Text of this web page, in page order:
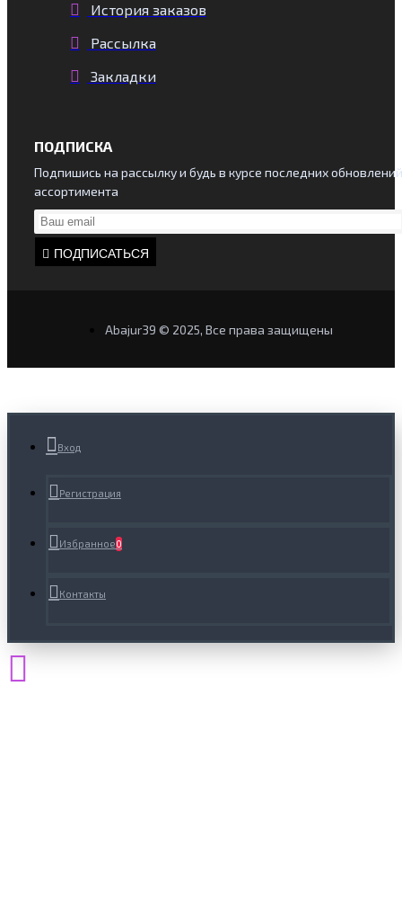
История заказов
Рассылка
Закладки
ПОДПИСКА
Подпишись на рассылку и будь в курсе последних обновлений
ассортимента
ПОДПИСАТЬСЯ
Abajur39 © 2025, Все права защищены
Вход
Регистрация
Избранное0
Контакты